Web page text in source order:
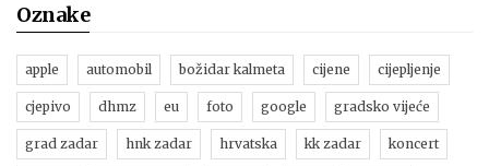
Oznake
apple automobil božidar kalmeta cijene cijepljenje
cjepivo dhmz eu foto google gradsko vijeće
grad zadar hnk zadar hrvatska kk zadar koncert